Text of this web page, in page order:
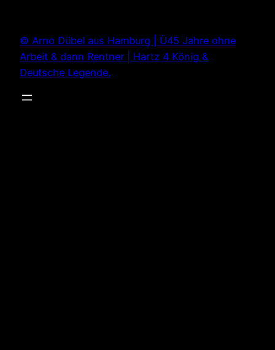
springen
© Arno Dübel aus Hamburg | Ü45 Jahre ohne
Arbeit & dann Rentner | Hartz 4 König &
Deutsche Legende.